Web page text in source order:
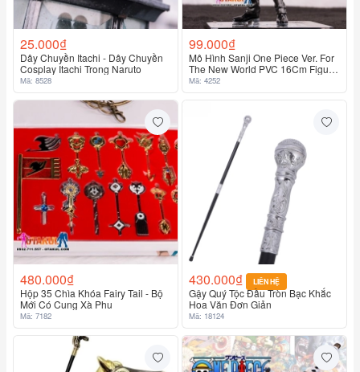
25.000₫
Dây Chuyền Itachi - Dây Chuyền
Cosplay Itachi Trong Naruto
Mã: 8528
99.000₫
Mô Hình Sanji One Piece Ver. For
The New World PVC 16Cm Figure
Sanji Anime Vua Hải Tặc
Mã: 4252
480.000₫
Hộp 35 Chìa Khóa Fairy Tail - Bộ
Mới Có Cung Xà Phu
Mã: 7182
430.000₫ LIÊN HỆ
Gậy Quý Tộc Đầu Tròn Bạc Khắc
Hoa Văn Đơn Giản
Mã: 18124